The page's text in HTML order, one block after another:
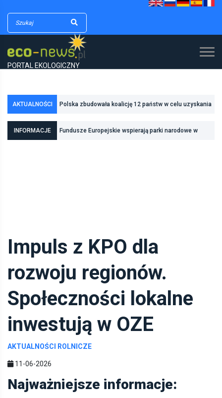
PORTAL EKOLOGICZNY
AKTUALNOŚCI Polska zbudowała koalicję 12 państw w celu uzyskania
INFORMACJE Fundusze Europejskie wspierają parki narodowe w
Impuls z KPO dla
rozwoju regionów.
Społeczności lokalne
inwestują w OZE
AKTUALNOŚCI ROLNICZE
11-06-2026
Najważniejsze informacje: